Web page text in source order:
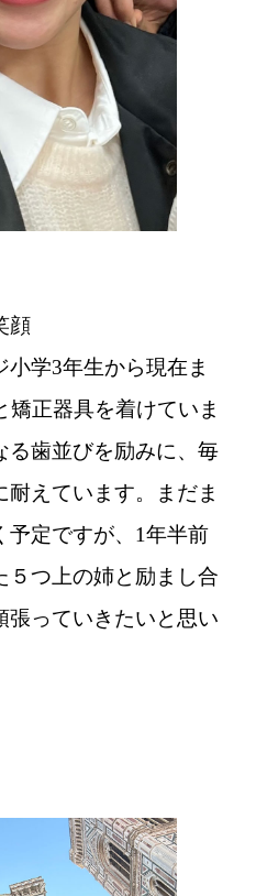
顔
小学3年生から現在ま
矯正器具を着けていま
る歯並びを励みに、毎
耐えています。まだま
予定ですが、1年半前
５つ上の姉と励まし合
張っていきたいと思い